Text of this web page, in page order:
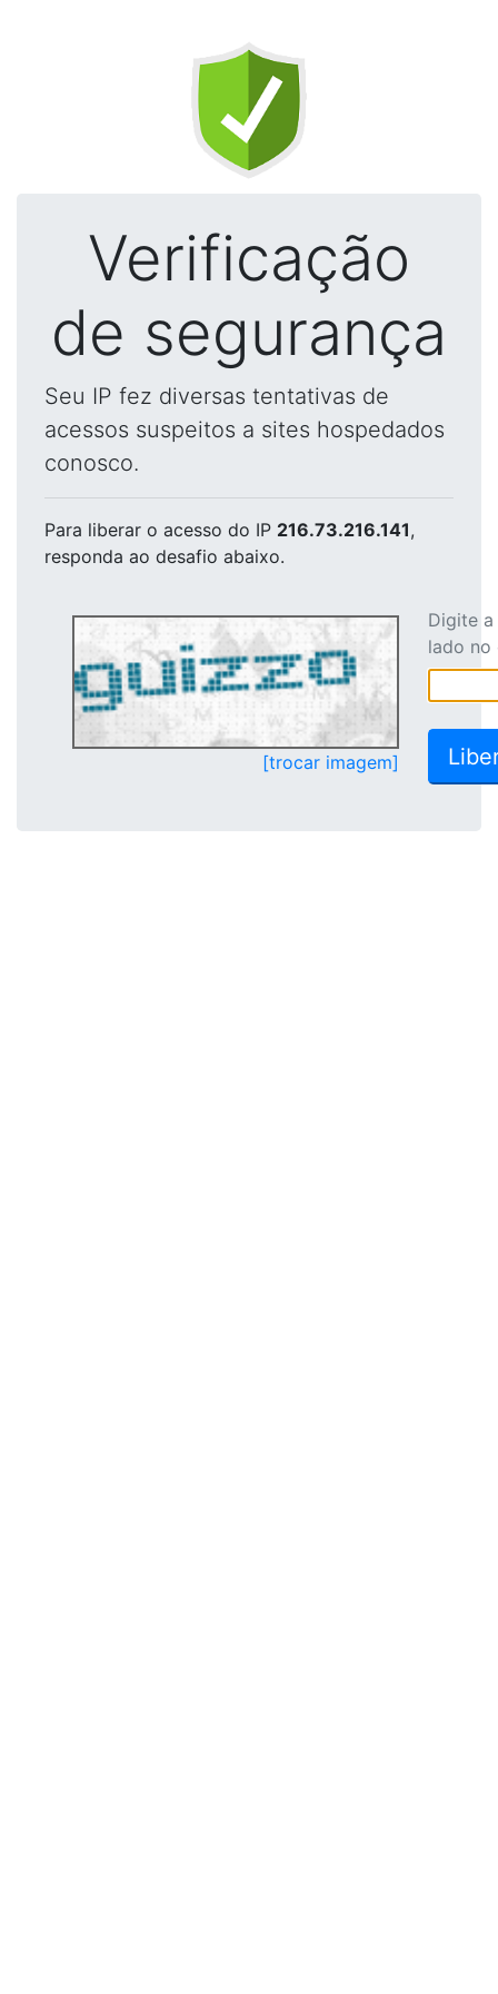
Verificação
de segurança
Seu IP fez diversas tentativas de
acessos suspeitos a sites hospedados
conosco.
Para liberar o acesso do IP 216.73.216.141,
responda ao desafio abaixo.
[trocar imagem]
Digite
lado no